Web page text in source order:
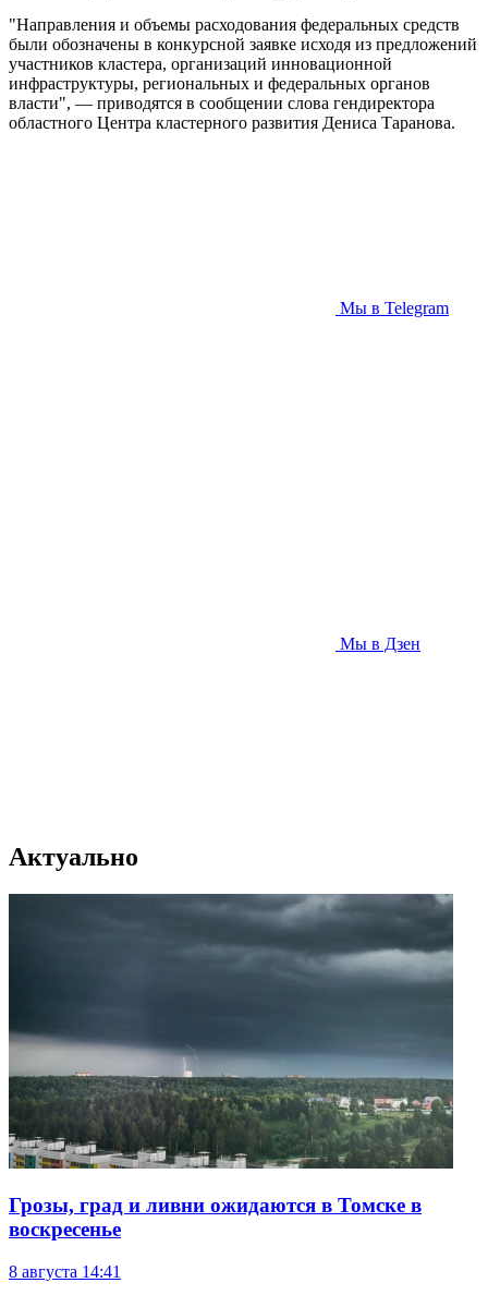
"Направления и объемы расходования федеральных средств
были обозначены в конкурсной заявке исходя из предложений
участников кластера, организаций инновационной
инфраструктуры, региональных и федеральных органов
власти", — приводятся в сообщении слова гендиректора
областного Центра кластерного развития Дениса Таранова.
Мы в Telegram
Мы в Дзен
Актуально
Грозы, град и ливни ожидаются в Томске в
воскресенье
8 августа 14:41